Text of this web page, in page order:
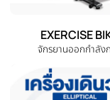
Kettlebell เคตเทิลเ
Homefittools
THB 240.00
หยิบใส่ตะ